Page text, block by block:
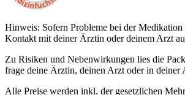
Hinweis: Sofern Probleme bei der
Kontakt mit deiner Ärztin oder deinem Arzt
Zu Risiken und Nebenwirkungen lies die
frage deine Ärztin, deinen Arzt oder in deiner
Alle Preise werden inkl. der gesetzlichen